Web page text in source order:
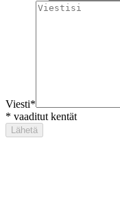
Viesti*
* vaaditut kentät